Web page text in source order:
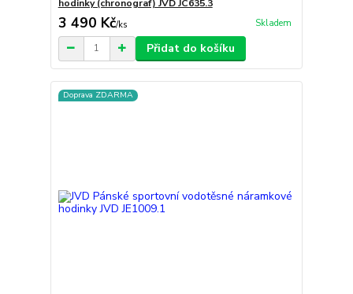
hodinky (chronograf) JVD JC635.3
3 490 Kč/ks Skladem
Přidat do košíku
Doprava ZDARMA